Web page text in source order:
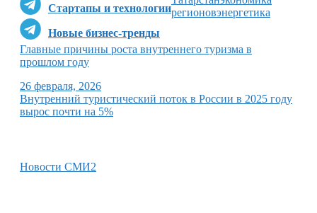
Стартапы и технологии
Новые бизнес-тренды
регионовэнергетика
Главные причины роста внутреннего туризма в
прошлом году
26 февраля, 2026
Внутренний туристический поток в России в 2025 году
вырос почти на 5%
Новости СМИ2